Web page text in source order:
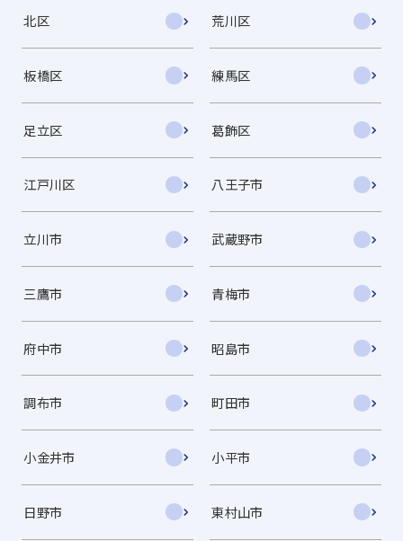
北区 荒川区
板橋区 練馬区
足立区 葛飾区
江戸川区 八王子市
立川市 武蔵野市
三鷹市 青梅市
府中市 昭島市
調布市 町田市
小金井市 小平市
日野市 東村山市